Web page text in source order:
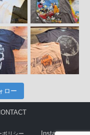
ロー
ポリシー Instagram